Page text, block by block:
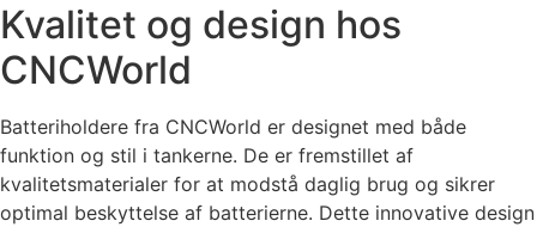
Kvalitet og design hos
CNCWorld
Batteriholdere fra CNCWorld er designet med både
funktion og stil i tankerne. De er fremstillet af
kvalitetsmaterialer for at modstå daglig brug og sikrer
optimal beskyttelse af batterierne. Dette innovative design